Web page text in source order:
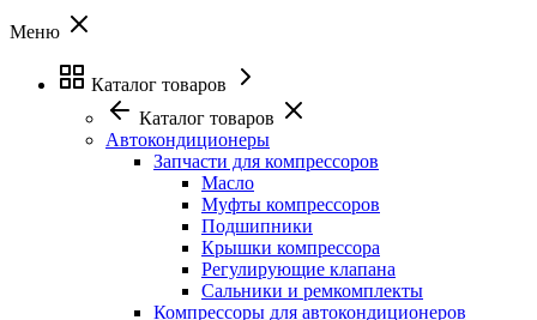
Меню
Каталог товаров
Каталог товаров
Автокондиционеры
Запчасти для компрессоров
Масло
Муфты компрессоров
Подшипники
Крышки компрессора
Регулирующие клапана
Сальники и ремкомплекты
Компрессоры для автокондиционеров